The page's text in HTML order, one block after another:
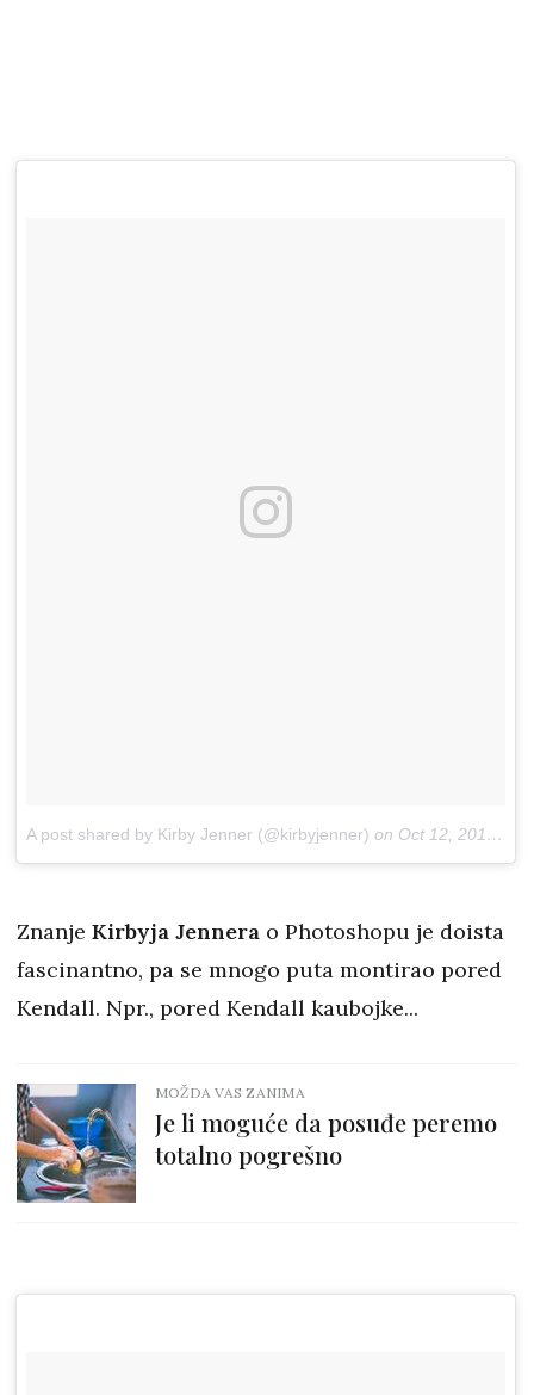
A post shared by Kirby Jenner (@kirbyjenner) on Oct 12, 2017 at 10:00am PDT
Znanje Kirbyja Jennera o Photoshopu je doista
fascinantno, pa se mnogo puta montirao pored
Kendall. Npr., pored Kendall kaubojke...
MOŽDA VAS ZANIMA
Je li moguće da posuđe peremo
totalno pogrešno